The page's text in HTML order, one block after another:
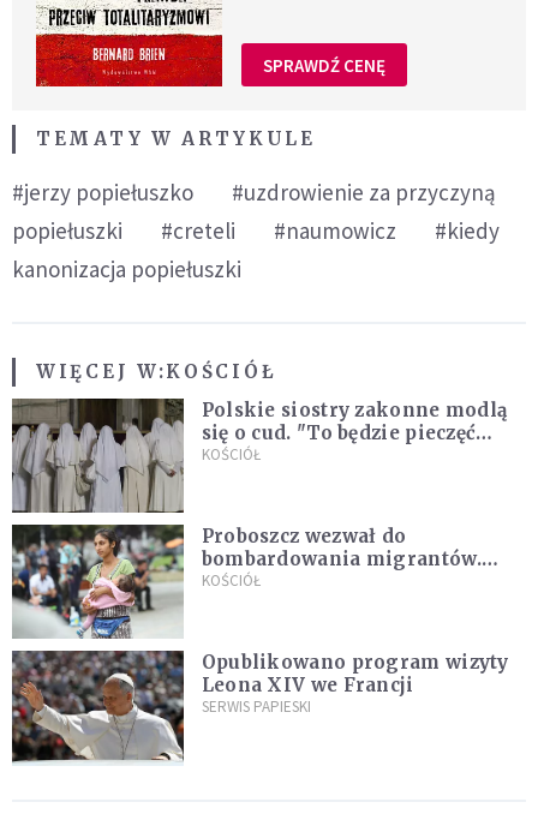
SPRAWDŹ CENĘ
TEMATY W ARTYKULE
#jerzy popiełuszko
#uzdrowienie za przyczyną
popiełuszki
#creteli #naumowicz
#kiedy
kanonizacja popiełuszki
WIĘCEJ W:KOŚCIÓŁ
Polskie siostry zakonne modlą
się o cud. "To będzie pieczęć
Pana Boga dla naszej wiary"
KOŚCIÓŁ
Proboszcz wezwał do
bombardowania migrantów.
"Masowy ogień przeciwko
KOŚCIÓŁ
Opublikowano program wizyty
Leona XIV we Francji
SERWIS PAPIESKI